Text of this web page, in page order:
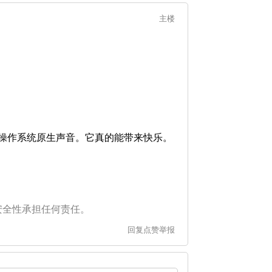
主楼
系统原生声音。它真的能带来快乐。
性承担任何责任。
回复 点赞举报